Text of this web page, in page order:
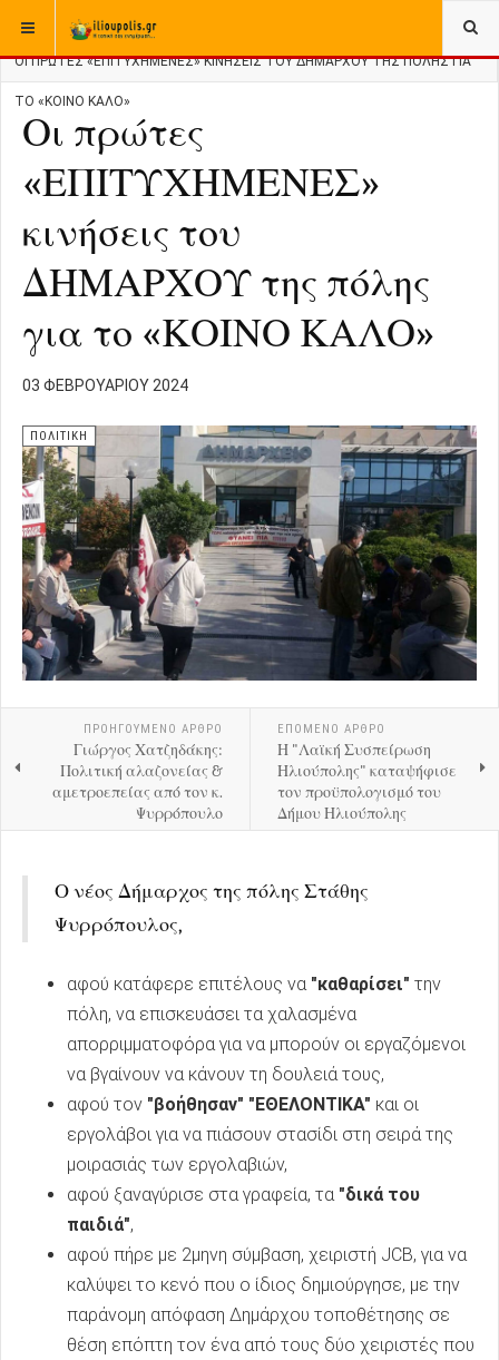
ΒΡΊΣΚΕΣΤΕ ΕΔΏ: ΑΡΧΙΚΉ
ΟΙ ΠΡΏΤΕΣ «ΕΠΙΤΥΧΗΜΕΝΕΣ» ΚΙΝΉΣΕΙΣ ΤΟΥ ΔΗΜΑΡΧΟΥ ΤΗΣ ΠΌΛΗΣ ΓΙΑ
ΤΟ «ΚΟΙΝΟ ΚΑΛΟ»
Οι πρώτες
«ΕΠΙΤΥΧΗΜΕΝΕΣ»
κινήσεις του
ΔΗΜΑΡΧΟΥ της πόλης
για το «ΚΟΙΝΟ ΚΑΛΟ»
03 ΦΕΒΡΟΥΑΡΊΟΥ 2024
ΠΟΛΙΤΙΚΗ
ΠΡΟΗΓΟΎΜΕΝΟ ΑΡΘΡΟ
Γιώργος Χατζηδάκης:
Πολιτική αλαζονείας &
αμετροεπείας από τον κ.
Ψυρρόπουλο
ΕΠΟΜΕΝΟ ΑΡΘΡΟ
Η "Λαϊκή Συσπείρωση
Ηλιούπολης" καταψήφισε
τον προϋπολογισμό του
Δήμου Ηλιούπολης
Ο νέος Δήμαρχος της πόλης Στάθης
Ψυρρόπουλος,
αφού κατάφερε επιτέλους να"καθαρίσει" την
πόλη, να επισκευάσει τα χαλασμένα
απορριμματοφόρα για να μπορούν οι εργαζόμενοι
να βγαίνουν να κάνουν τη δουλειά τους,
αφού τον "βοήθησαν" "ΕΘΕΛΟΝΤΙΚΑ" και οι
εργολάβοι για να πιάσουν στασίδι στη σειρά της
μοιρασιάς των εργολαβιών,
αφού ξαναγύρισε στα γραφεία, τα"δικά του
παιδιά",
αφού πήρε με 2μηνη σύμβαση, χειριστή JCB, για να
καλύψει το κενό που ο ίδιος δημιούργησε, με την
παράνομη απόφαση Δημάρχου τοποθέτησης σε
θέση επόπτη τον ένα από τους δύο χειριστές που